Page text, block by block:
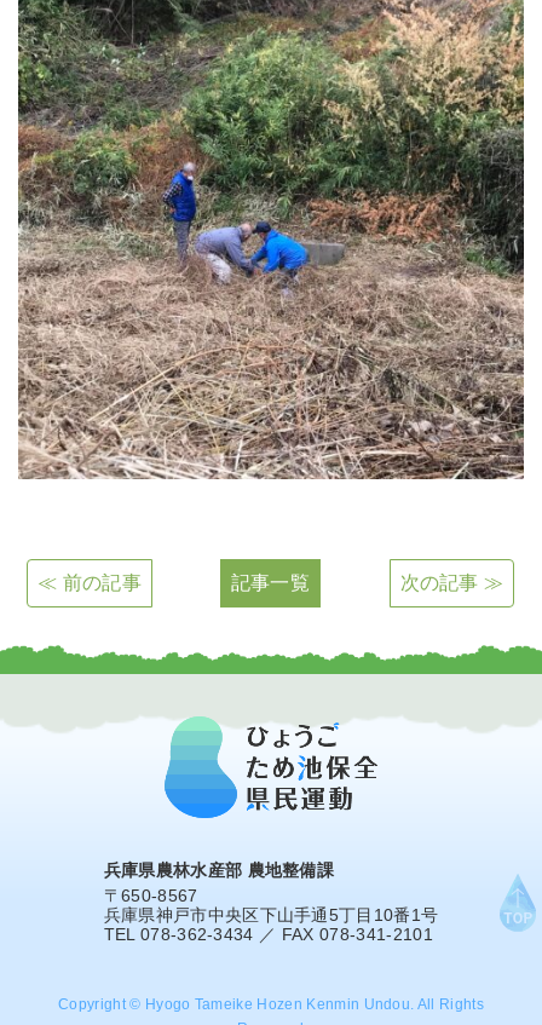
≪ 前の記事 記事一覧 次の記事 ≫
兵庫県農林水産部 農地整備課
〒650-8567
兵庫県神戸市中央区下山手通5丁目10番1号
TEL 078-362-3434 ／ FAX 078-341-2101
Copyright © Hyogo Tameike Hozen Kenmin Undou. All Rights